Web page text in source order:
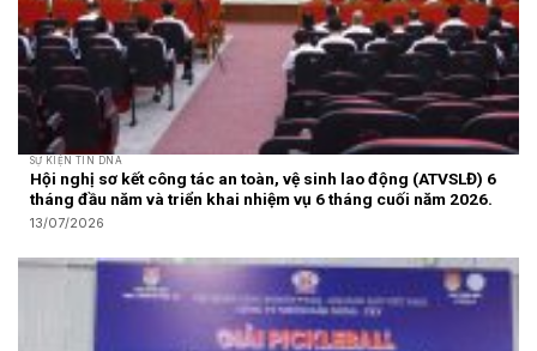
SỰ KIỆN TIN DNA
Hội nghị sơ kết công tác an toàn, vệ sinh lao động (ATVSLĐ) 6
tháng đầu năm và triển khai nhiệm vụ 6 tháng cuối năm 2026.
13/07/2026